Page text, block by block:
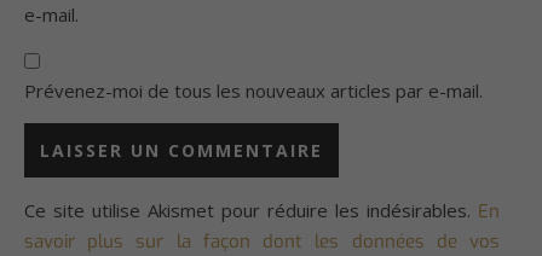
e-mail.
Prévenez-moi de tous les nouveaux articles par e-mail.
Ce site utilise Akismet pour réduire les indésirables. En
savoir plus sur la façon dont les données de vos